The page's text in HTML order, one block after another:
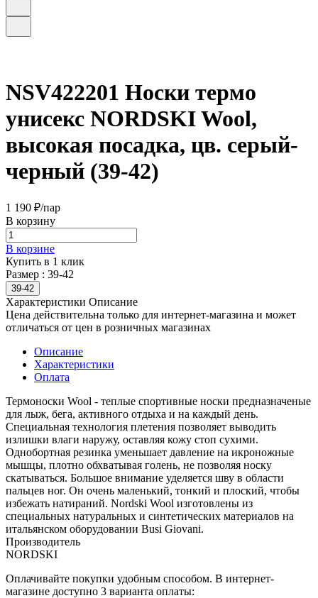
NSV422201 Носки термо
унисекс NORDSKI Wool,
высокая посадка, цв. серый-
черный (39-42)
1 190 ₽/пар
В корзину
В корзине
Купить в 1 клик
Размер : 39-42
39-42
Характеристики Описание
Цена действительна только для интернет-магазина и может
отличаться от цен в розничных магазинах
Описание
Характеристики
Оплата
Термоноски Wool - теплые спортивные носки предназначеные
для лыж, бега, активного отдыха и на каждый день.
Специальная технология плетения позволяет выводить
излишки влаги наружу, оставляя кожу стоп сухими.
Однобортная резинка уменьшает давление на икроножные
мышцы, плотно обхватывая голень, не позволяя носку
скатываться. Большое внимание уделяется шву в области
пальцев ног. Он очень маленький, тонкий и плоский, чтобы
избежать натираний. Nordski Wool изготовлены из
специальных натуральных и синтетических материалов на
итальянском оборудовании Busi Giovani.
Производитель
NORDSKI
Оплачивайте покупки удобным способом. В интернет-
магазине доступно 3 варианта оплаты: